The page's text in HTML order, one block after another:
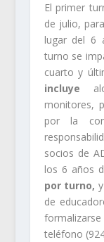
El primer
de julio,
lugar del 6
turno se
cuarto y
incluye
monitores,
por la
socios de
los 6 años
por turno,
de
teléfono